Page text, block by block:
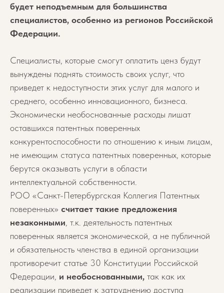
будет неподъемным для большинства
специалистов, особенно из регионов Российской
Федерации.
Специалисты, которые смогут оплатить ценз будут
вынуждены поднять стоимость своих услуг, что
приведет к недоступности этих услуг для малого и
среднего, особенно инновационного, бизнеса.
Экономически необоснованные расходы лишат
оставшихся патентных поверенных
конкурентоспособности по отношению к иным лицам,
не имеющим статуса патентных поверенных, которые
берутся оказывать услуги в области
интеллектуальной собственности.
РОО «Санкт-Петербургская Коллегия Патентных
поверенных» cчитает такие предложения
незаконными , т.к. деятельность патентных
поверенных является экономической, а не публичной
и обязательность членства в единой организации
противоречит статье 30 Конституции Российской
Федерации, и необоснованными, так как их
реализации приведет к затруднению доступа